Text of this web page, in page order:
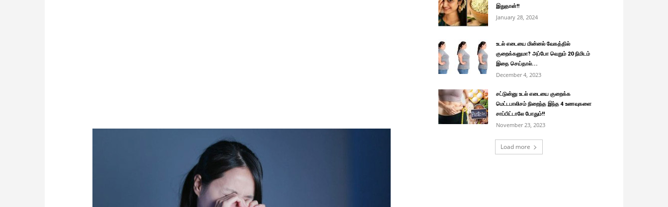
இதுதான்!!
January 28, 2024
உடல் எடையை மின்னல் வேகத்தில்
குறைக்கனுமா? அப்போ வெறும் 20 நிமிடம்
இதை செய்தால்...
December 4, 2023
சட்டுன்னு உடல் எடையை குறைக்க
மெட்டபாலிசம் நிறைந்த இந்த 4 உணவுகளை
சாப்பிட்டாலே போதும்!!
November 23, 2023
Load more